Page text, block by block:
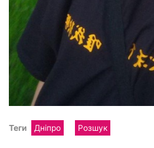
Теги Дніпро Розшук